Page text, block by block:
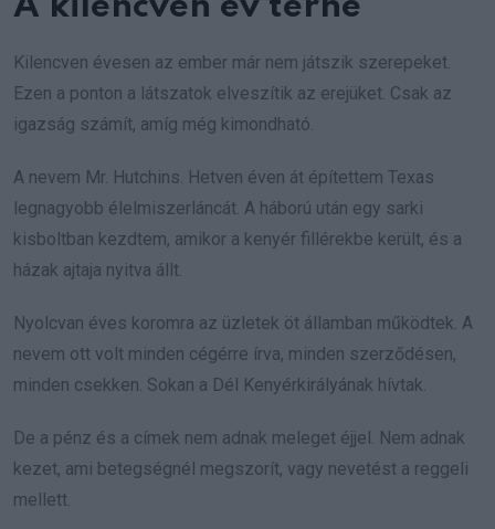
A kilencven év terhe
Kilencven évesen az ember már nem játszik szerepeket.
Ezen a ponton a látszatok elveszítik az erejüket. Csak az
igazság számít, amíg még kimondható.
A nevem Mr. Hutchins. Hetven éven át építettem Texas
legnagyobb élelmiszerláncát. A háború után egy sarki
kisboltban kezdtem, amikor a kenyér fillérekbe került, és a
házak ajtaja nyitva állt.
Nyolcvan éves koromra az üzletek öt államban működtek. A
nevem ott volt minden cégérre írva, minden szerződésen,
minden csekken. Sokan a Dél Kenyérkirályának hívtak.
De a pénz és a címek nem adnak meleget éjjel. Nem adnak
kezet, ami betegségnél megszorít, vagy nevetést a reggeli
mellett.